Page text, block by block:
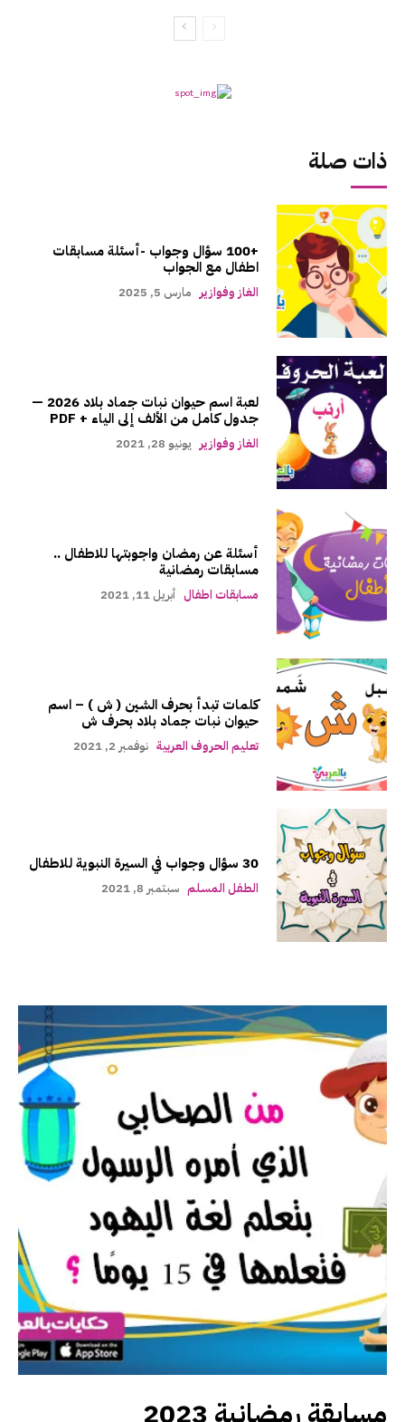
ذات صلة
+100 سؤال وجواب -أسئلة مسابقات
اطفال مع الجواب
الغاز وفوازير مارس 5, 2025
لعبة اسم حيوان نبات جماد بلاد 2026 —
جدول كامل من الألف إلى الياء + PDF
الغاز وفوازير يونيو 28, 2021
أسئلة عن رمضان واجوبتها للاطفال ..
مسابقات رمضانية
مسابقات اطفال أبريل 11, 2021
كلمات تبدأ بحرف الشين ( ش ) – اسم
حيوان نبات جماد بلاد بحرف ش
تعليم الحروف العربية نوفمبر 2, 2021
30 سؤال وجواب في السيرة النبوية للاطفال
الطفل المسلم سبتمبر 8, 2021
مسابقة رمضانية 2023